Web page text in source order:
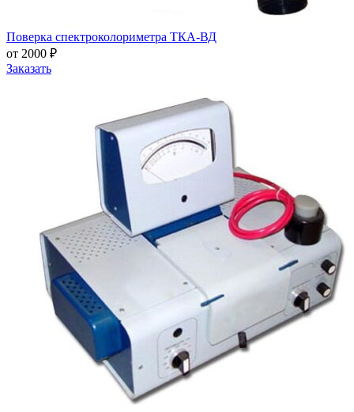
Поверка спектроколориметра ТКА-ВД
от 2000 ₽
Заказать